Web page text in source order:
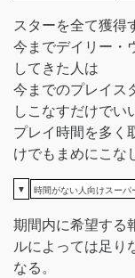
スターを全て獲得
今までデイリー・
してきた人は
今までのプレイス
しこなすだけでい
プレイ時間を多く
けでもまめにこな
▼ 時間がない人向けスー
期間内に希望する
ルによっては足り
なる。